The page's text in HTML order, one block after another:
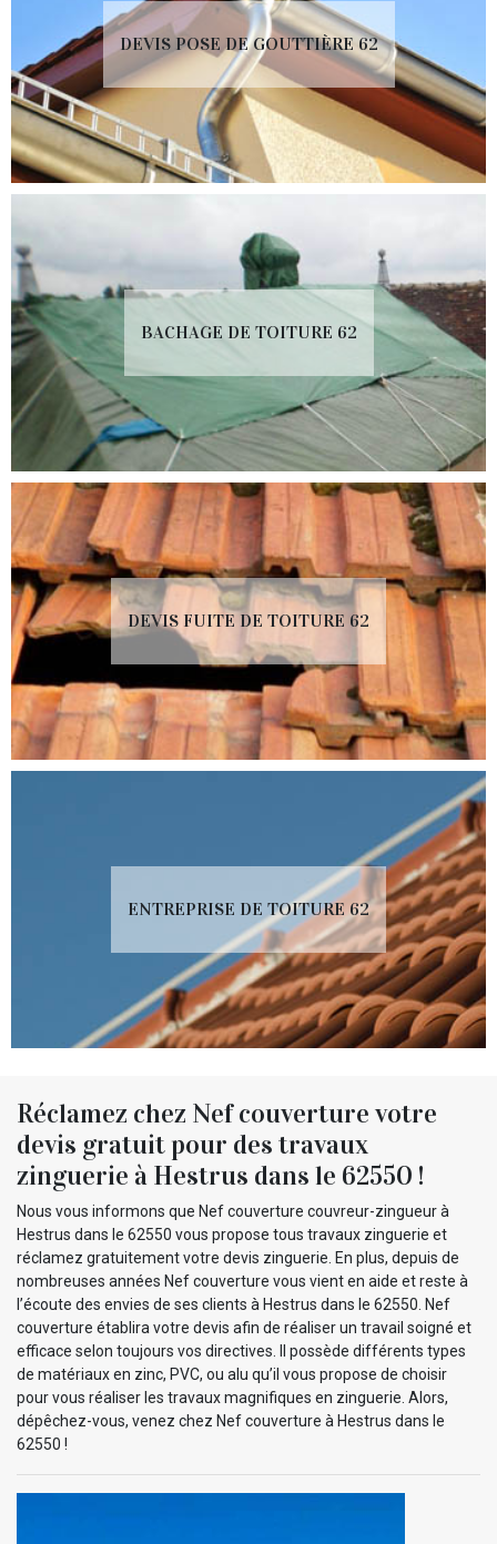
DEVIS POSE DE GOUTTIÈRE 62
BACHAGE DE TOITURE 62
DEVIS FUITE DE TOITURE 62
ENTREPRISE DE TOITURE 62
Réclamez chez Nef couverture votre
devis gratuit pour des travaux
zinguerie à Hestrus dans le 62550 !
Nous vous informons que Nef couverture couvreur-zingueur à
Hestrus dans le 62550 vous propose tous travaux zinguerie et
réclamez gratuitement votre devis zinguerie. En plus, depuis de
nombreuses années Nef couverture vous vient en aide et reste à
l’écoute des envies de ses clients à Hestrus dans le 62550. Nef
couverture établira votre devis afin de réaliser un travail soigné et
efficace selon toujours vos directives. Il possède différents types
de matériaux en zinc, PVC, ou alu qu’il vous propose de choisir
pour vous réaliser les travaux magnifiques en zinguerie. Alors,
dépêchez-vous, venez chez Nef couverture à Hestrus dans le
62550 !